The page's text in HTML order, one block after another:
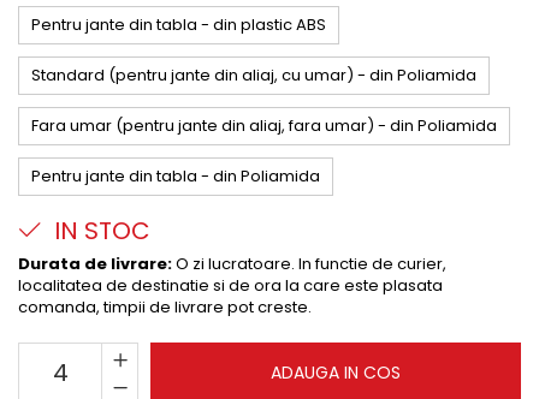
Pentru jante din tabla - din plastic ABS
Standard (pentru jante din aliaj, cu umar) - din Poliamida
Fara umar (pentru jante din aliaj, fara umar) - din Poliamida
Pentru jante din tabla - din Poliamida
IN STOC
Durata de livrare:O zi lucratoare. In functie de curier,
localitatea de destinatie si de ora la care este plasata
comanda, timpii de livrare pot creste.
ADAUGA IN COS